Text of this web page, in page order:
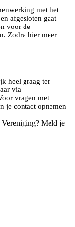
met het
afgesloten gaat
voor de
Zodra hier meer
heel graag ter
via
vragen met
je contact opnemen
Meld je